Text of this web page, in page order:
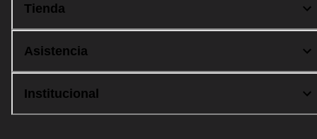
Tienda
Asistencia
Institucional